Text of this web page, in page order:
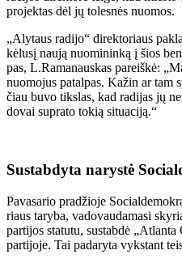
pro­jek­tas dėl jų to­les­nės nuo­mos.
„Aly­taus ra­di­jo“ di­rek­to­riaus
kė­lu­sį nau­ją nuo­mi­nin­ką į šios
pas, L.Ra­ma­naus­kas pa­reiš­kė:
nuo­mo­jus pa­tal­pas. Ka­žin ar
čiau bu­vo tiks­las, kad ra­di­jas jų
do­vai su­pra­to to­kią si­tu­a­ci­ją.“
Su­stab­dy­ta na­rys­tė
Pa­va­sa­rio pra­džio­je
riaus ta­ry­ba, va­do­vau­da­ma­si
par­ti­jos sta­tu­tu, su­stab­dė
par­ti­jo­je. Tai pa­da­ry­ta vyks­tant